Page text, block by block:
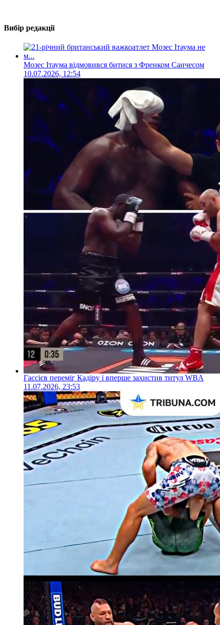
Вибір редакції
Мозес Ітаума відмовився битися з Френком Санчесом
10.07.2026, 12:54
Гассієв переміг Кадіру і вперше захистив титул WBA
11.07.2026, 23:53